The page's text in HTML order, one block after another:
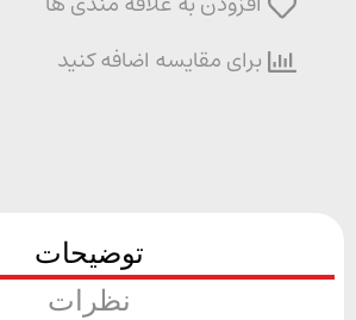
برای مقایسه اضافه کنید
توضیحات
نظرات